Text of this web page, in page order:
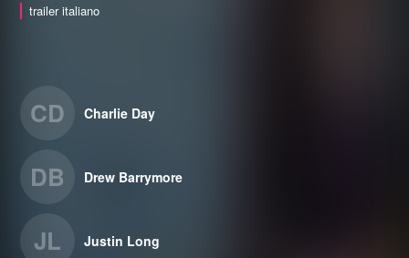
trailer italiano
CD Charlie Day
DB Drew Barrymore
JL Justin Long